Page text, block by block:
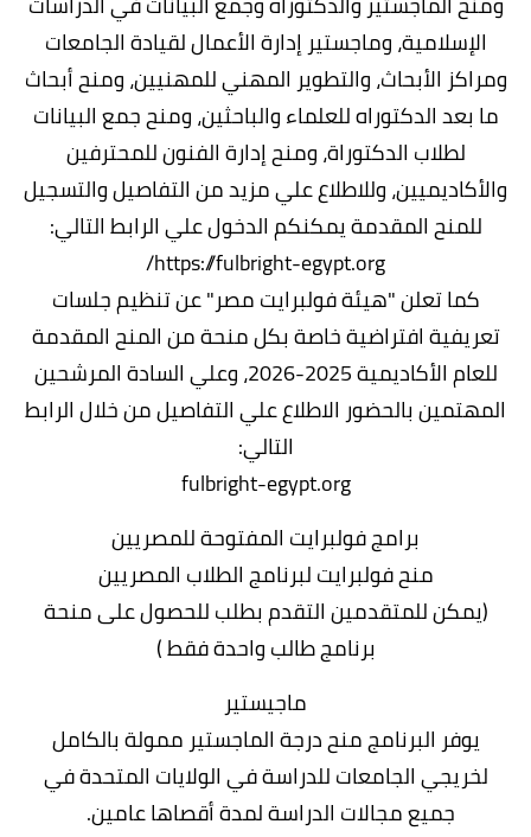
الإسلامية، وماجستير إدارة الأعمال لقيادة الجامعات
ومراكز الأبحاث، والتطوير المهني للمهنيين، ومنح أبحاث
ما بعد الدكتوراه للعلماء والباحثين، ومنح جمع البيانات
لطلاب الدكتوراة، ومنح إدارة الفنون للمحترفين
والأكاديميين، وللاطلاع علي مزيد من التفاصيل والتسجيل
للمنح المقدمة يمكنكم الدخول علي الرابط التالي:
https://fulbright-egypt.org/
كما تعلن "هيئة فولبرايت مصر" عن تنظيم جلسات
تعريفية افتراضية خاصة بكل منحة من المنح المقدمة
للعام الأكاديمية 2025-2026، وعلي السادة المرشحين
المهتمين بالحضور الاطلاع علي التفاصيل من خلال الرابط
التالي:
fulbright-egypt.org
برامج فولبرايت المفتوحة للمصريين
منح فولبرايت لبرنامج الطلاب المصريين
(يمكن للمتقدمين التقدم بطلب للحصول على منحة
برنامج طالب واحدة فقط )
ماجيستير
يوفر البرنامج منح درجة الماجستير ممولة بالكامل
لخريجي الجامعات للدراسة في الولايات المتحدة في
جميع مجالات الدراسة لمدة أقصاها عامين.